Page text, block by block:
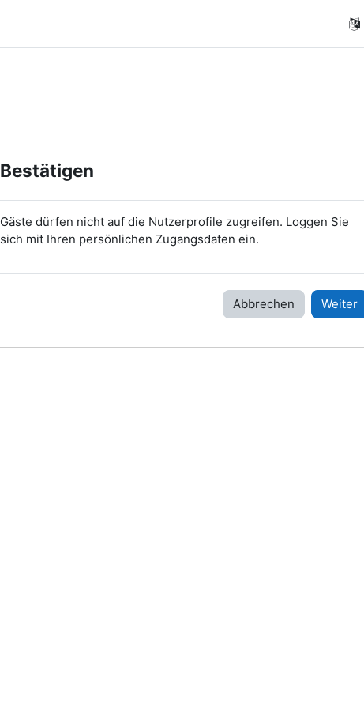
Bestätigen
Gäste dürfen nicht auf die Nutzerprofile zugreifen. Loggen Sie
sich mit Ihren persönlichen Zugangsdaten ein.
Abbrechen Weiter